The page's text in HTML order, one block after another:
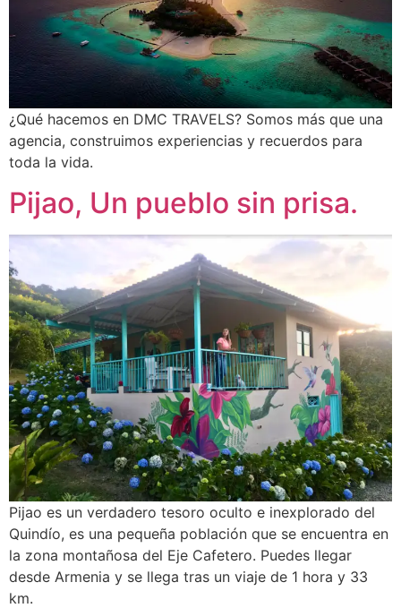
¿Qué hacemos en DMC TRAVELS? Somos más que una
agencia, construimos experiencias y recuerdos para
toda la vida.
Pijao, Un pueblo sin prisa.
Pijao es un verdadero tesoro oculto e inexplorado del
Quindío, es una pequeña población que se encuentra en
la zona montañosa del Eje Cafetero. Puedes llegar
desde Armenia y se llega tras un viaje de 1 hora y 33
km.